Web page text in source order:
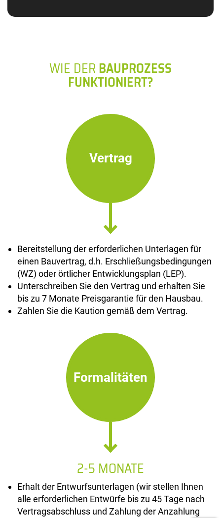
WIE DERBAUPROZESS
FUNKTIONIERT?
Vertrag
Bereitstellung der erforderlichen Unterlagen für
einen Bauvertrag, d.h. Erschließungsbedingungen
(WZ) oder örtlicher Entwicklungsplan (LEP).
Unterschreiben Sie den Vertrag und erhalten Sie
bis zu 7 Monate Preisgarantie für den Hausbau.
Zahlen Sie die Kaution gemäß dem Vertrag.
Formalitäten
2-5 MONATE
Erhalt der Entwurfsunterlagen (wir stellen Ihnen
alle erforderlichen Entwürfe bis zu 45 Tage nach
Vertragsabschluss und Zahlung der Anzahlung